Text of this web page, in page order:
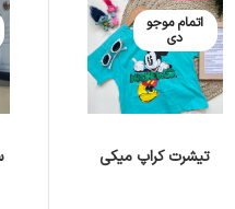
اتمام موجو
دی
تیشرت کراپ میکی